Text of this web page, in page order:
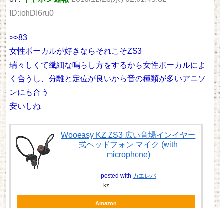
ID:iohDI6ru0
>>83
女性ボーカルが好きならそれこそZS3
瑞々しくて繊細な鳴らし方をするから女性ボーカルによ
く合うし、分離と定位が良いから音の種類が多いアニソ
ンにも合う
安いしね
Wooeasy KZ ZS3 広い音場インイヤー
式ヘッドフォン マイク (with
microphone)
posted with カエレバ
kz
Amazon